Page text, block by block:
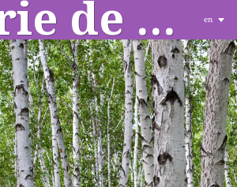
Galerie de sculptures en